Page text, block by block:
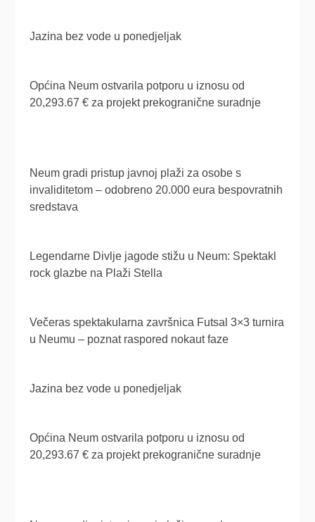
Jazina bez vode u ponedjeljak
Općina Neum ostvarila potporu u iznosu od
20,293.67 € za projekt prekogranične suradnje
Neum gradi pristup javnoj plaži za osobe s
invaliditetom – odobreno 20.000 eura bespovratnih
sredstava
Legendarne Divlje jagode stižu u Neum: Spektakl
rock glazbe na Plaži Stella
Večeras spektakularna završnica Futsal 3×3 turnira
u Neumu – poznat raspored nokaut faze
Jazina bez vode u ponedjeljak
Općina Neum ostvarila potporu u iznosu od
20,293.67 € za projekt prekogranične suradnje